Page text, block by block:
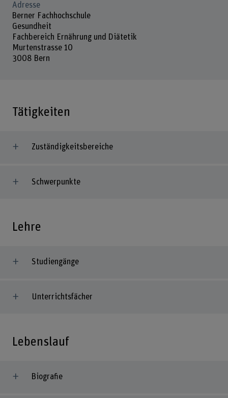
Adresse
Berner Fachhochschule
Gesundheit
Fachbereich Ernährung und Diätetik
Murtenstrasse 10
3008 Bern
Tätigkeiten
Zuständigkeitsbereiche
Schwerpunkte
Lehre
Studiengänge
Unterrichtsfächer
Lebenslauf
Biografie